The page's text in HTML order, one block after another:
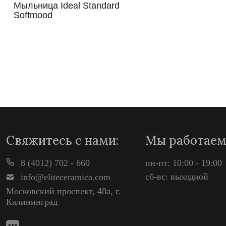
Мыльница Ideal Standard
Softmood
Свяжитесь с нами:
8 (4012) 702 - 660
info@eliteceramica.com
Московский проспект, 48а, г.
Калининград
Мы
пн-пт: 10:00 - 19:00
сб-вс: выходной